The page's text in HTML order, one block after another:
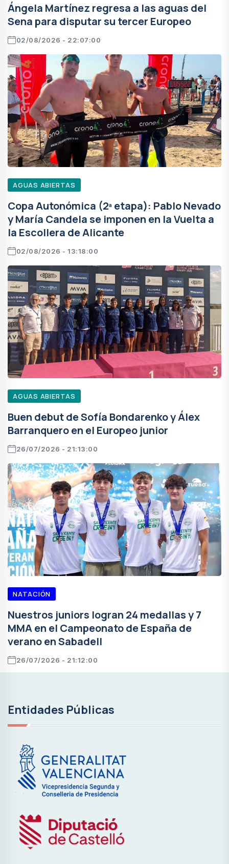
Ángela Martínez regresa a las aguas del
Sena para disputar su tercer Europeo
02/08/2026 - 22:07:00
AGUAS ABIERTAS
Copa Autonómica (2ª etapa): Pablo Nevado
y María Candela se imponen en la Vuelta a
la Escollera de Alicante
02/08/2026 - 13:18:00
AGUAS ABIERTAS
Buen debut de Sofía Bondarenko y Álex
Barranquero en el Europeo junior
26/07/2026 - 21:13:00
NATACIÓN
Nuestros juniors logran 24 medallas y 7
MMA en el Campeonato de España de
verano en Sabadell
26/07/2026 - 21:12:00
Entidades Públicas